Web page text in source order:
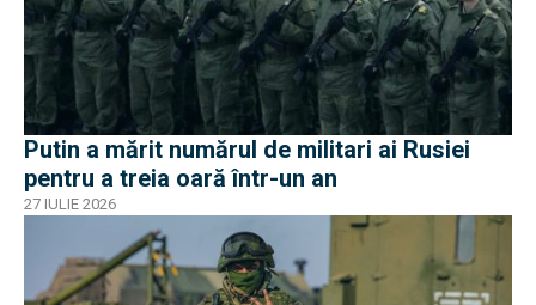
Putin a mărit numărul de militari ai Rusiei
pentru a treia oară într-un an
27 IULIE 2026